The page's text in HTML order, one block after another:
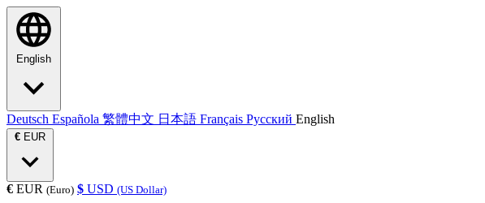
English
Deutsch Española 繁體中文 日本語 Français Русский English
€ EUR
€ EUR (Euro) $ USD (US Dollar)